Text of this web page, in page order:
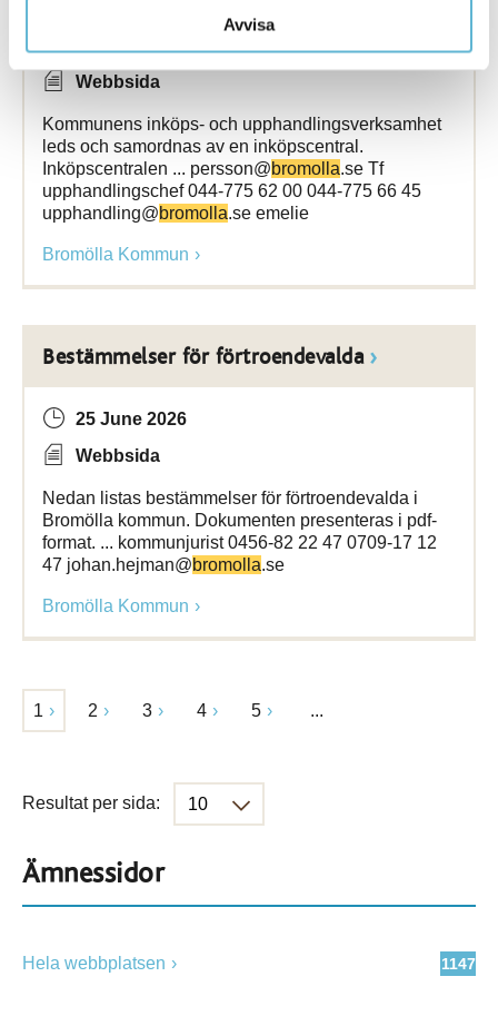
Avvisa
Webbsida
Kommunens inköps- och upphandlingsverksamhet
leds och samordnas av en inköpscentral.
Inköpscentralen ... persson@bromolla.se Tf
upphandlingschef 044-775 62 00 044-775 66 45
upphandling@bromolla.se emelie
Bromölla Kommun
Bestämmelser för förtroendevalda
25 June 2026
Webbsida
Nedan listas bestämmelser för förtroendevalda i
Bromölla kommun. Dokumenten presenteras i pdf-
format. ... kommunjurist 0456-82 22 47 0709-17 12
47 johan.hejman@bromolla.se
Bromölla Kommun
1 2 3 4 5 ...
Resultat per sida:
Ämnessidor
1147
Hela webbplatsen